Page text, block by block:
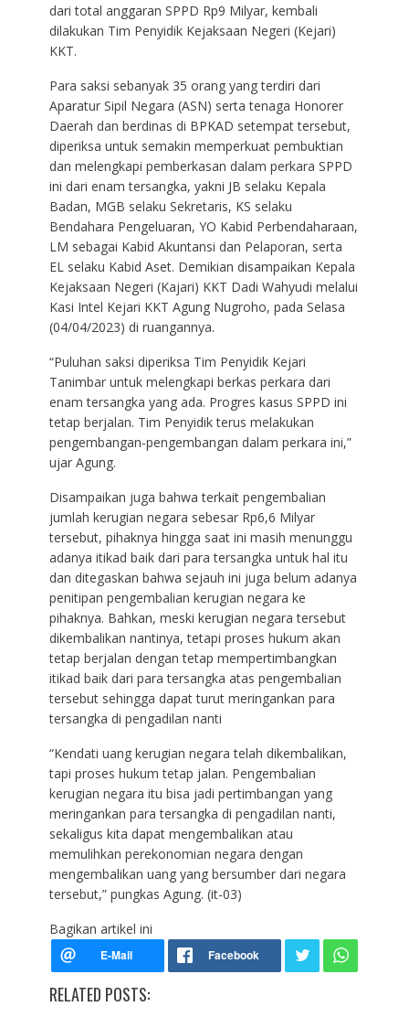
dari total anggaran SPPD Rp9 Milyar, kembali
dilakukan Tim Penyidik Kejaksaan Negeri (Kejari)
KKT.
Para saksi sebanyak 35 orang yang terdiri dari
Aparatur Sipil Negara (ASN) serta tenaga Honorer
Daerah dan berdinas di BPKAD setempat tersebut,
diperiksa untuk semakin memperkuat pembuktian
dan melengkapi pemberkasan dalam perkara SPPD
ini dari enam tersangka, yakni JB selaku Kepala
Badan, MGB selaku Sekretaris, KS selaku
Bendahara Pengeluaran, YO Kabid Perbendaharaan,
LM sebagai Kabid Akuntansi dan Pelaporan, serta
EL selaku Kabid Aset. Demikian disampaikan Kepala
Kejaksaan Negeri (Kajari) KKT Dadi Wahyudi melalui
Kasi Intel Kejari KKT Agung Nugroho, pada Selasa
(04/04/2023) di ruangannya.
“Puluhan saksi diperiksa Tim Penyidik Kejari
Tanimbar untuk melengkapi berkas perkara dari
enam tersangka yang ada. Progres kasus SPPD ini
tetap berjalan. Tim Penyidik terus melakukan
pengembangan-pengembangan dalam perkara ini,”
ujar Agung.
Disampaikan juga bahwa terkait pengembalian
jumlah kerugian negara sebesar Rp6,6 Milyar
tersebut, pihaknya hingga saat ini masih menunggu
adanya itikad baik dari para tersangka untuk hal itu
dan ditegaskan bahwa sejauh ini juga belum adanya
penitipan pengembalian kerugian negara ke
pihaknya. Bahkan, meski kerugian negara tersebut
dikembalikan nantinya, tetapi proses hukum akan
tetap berjalan dengan tetap mempertimbangkan
itikad baik dari para tersangka atas pengembalian
tersebut sehingga dapat turut meringankan para
tersangka di pengadilan nanti
“Kendati uang kerugian negara telah dikembalikan,
tapi proses hukum tetap jalan. Pengembalian
kerugian negara itu bisa jadi pertimbangan yang
meringankan para tersangka di pengadilan nanti,
sekaligus kita dapat mengembalikan atau
memulihkan perekonomian negara dengan
mengembalikan uang yang bersumber dari negara
tersebut,” pungkas Agung. (it-03)
Bagikan artikel ini
RELATED POSTS: